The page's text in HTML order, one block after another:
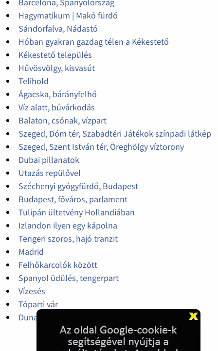
Hagymatikum | Makó fürdő
Sándorfalva, Nádastó
Hóban gyakran gazdag télen a Kékestető
Kékestető település
Hűvösvölgy, kisvasút
Telihold
Ágacska, bárányfelhő
Víz alatt, búvárkodás
Balaton, csónak, vízpart
Szeged, Dóm tér, Szabadtéri Játékok színpadi látkép
Szeged, Szent István tér, Öreghölgy víztorony
Dubai pillanatok
Utazás repülővel
Széchenyi gyógyfürdő, Budapest
Budapest, főváros, parlament
Tulipán ültetvény Hollandiában
Izlandon ilyen egy kápolna
Tengeri szoros, hajó tranzit
Madrid
Felhőkarcolók között
Spanyol üdülés, tengerpart
Vízesés
Tóparti vár
Duna-part